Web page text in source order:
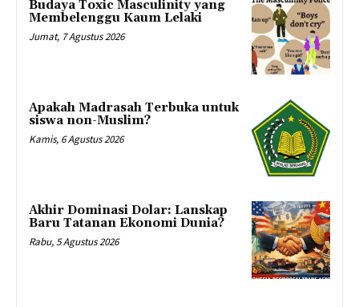
Budaya Toxic Masculinity yang
Membelenggu Kaum Lelaki
Jumat, 7 Agustus 2026
Apakah Madrasah Terbuka untuk
siswa non-Muslim?
Kamis, 6 Agustus 2026
Akhir Dominasi Dolar: Lanskap
Baru Tatanan Ekonomi Dunia?
Rabu, 5 Agustus 2026